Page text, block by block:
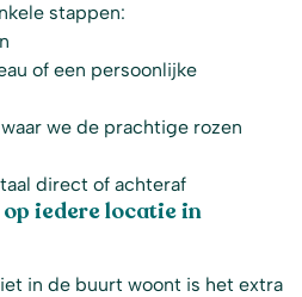
stappen:
of een persoonlijke
we de prachtige rozen
direct of achteraf
iedere locatie in
in de buurt woont is het extra